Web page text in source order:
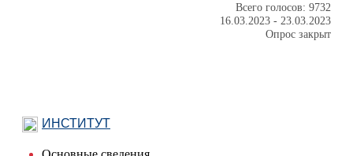
Всего голосов: 9732
16.03.2023 - 23.03.2023
Опрос закрыт
ИНСТИТУТ